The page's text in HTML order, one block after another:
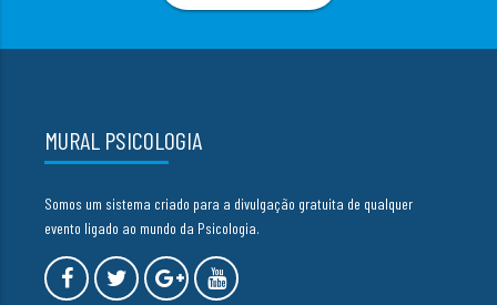
MURAL PSICOLOGIA
Somos um sistema criado para a divulgação gratuita de qualquer
evento ligado ao mundo da Psicologia.